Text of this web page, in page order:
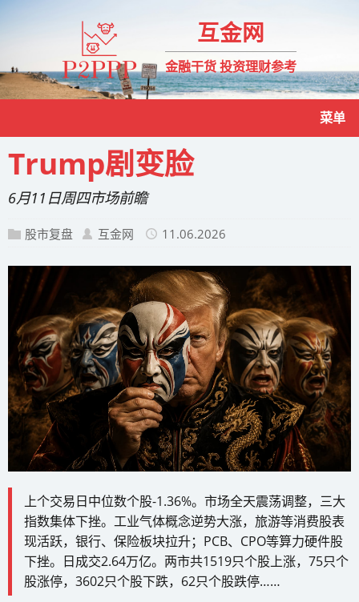
互金网
金融干货 投资理财参考
菜单
Trump剧变脸
6月11日周四市场前瞻
股市复盘 互金网 11.06.2026
上个交易日中位数个股-1.36%。市场全天震荡调整，三大
指数集体下挫。工业气体概念逆势大涨，旅游等消费股表
现活跃，银行、保险板块拉升；PCB、CPO等算力硬件股
下挫。日成交2.64万亿。两市共1519只个股上涨，75只个
股涨停，3602只个股下跌，62只个股跌停……